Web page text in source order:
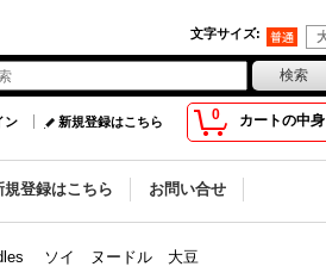
文字サイズ:
0 カートの中身
ン 新規登録はこちら
規登録はこちら お問い合せ
ソイ ヌードル 大豆